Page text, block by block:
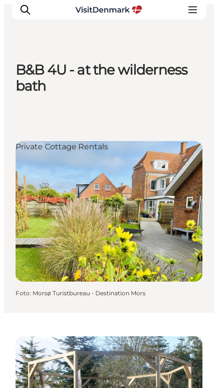
Inspiratie
B&B 4U - at the wilderness
bath
Private Cottage Rentals
Foto: Morsø Turistbureau - Destination Mors